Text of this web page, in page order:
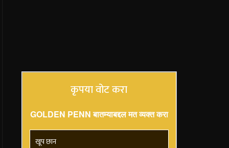
कृपया वोट करा
GOLDEN PENN बातम्याबद्दल मत व्यक्त करा
खूप छान